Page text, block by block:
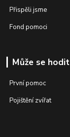
Přispěli jsme
Fond pomoci
Může se hodit
První pomoc
Pojištění zvířat